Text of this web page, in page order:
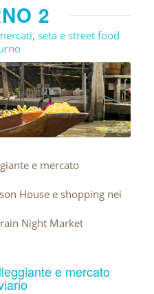
2
seta e street food
e mercato
House e shopping nei
Night Market
e mercato